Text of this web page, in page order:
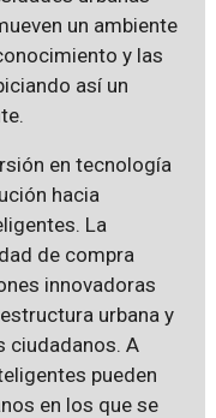
un ambiente
y las
así un
en tecnología
hacia
La
de compra
innovadoras
urbana y
ciudadanos. A
pueden
en los que se